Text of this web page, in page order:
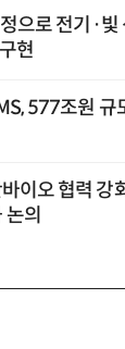
으로 전기·빛
현
577조원 규
이오 협력
의